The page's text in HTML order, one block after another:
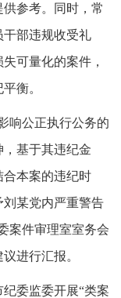
参考。同时，常
干部违规收受礼
可量化的案件，
衡。
响公正执行公务的
基于其违纪金
本案的违纪时
某党内严重警告
案件审理室室务会
进行汇报。
委监委开展“类案